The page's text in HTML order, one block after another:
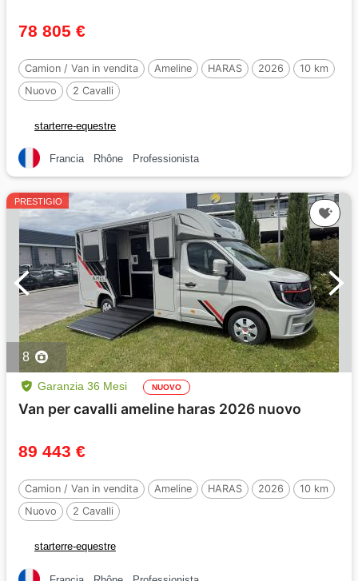
78 805 €
Camion / Van in vendita Ameline HARAS 2026
10 km
Nuovo
2 Cavalli
starterre-equestre
Francia Rhône Professionista
PRESTIGIO
8
Garanzia 36 Mesi NUOVO
Van per cavalli ameline haras 2026 nuovo
89 443 €
Camion / Van in vendita Ameline HARAS 2026
10 km
Nuovo
2 Cavalli
starterre-equestre